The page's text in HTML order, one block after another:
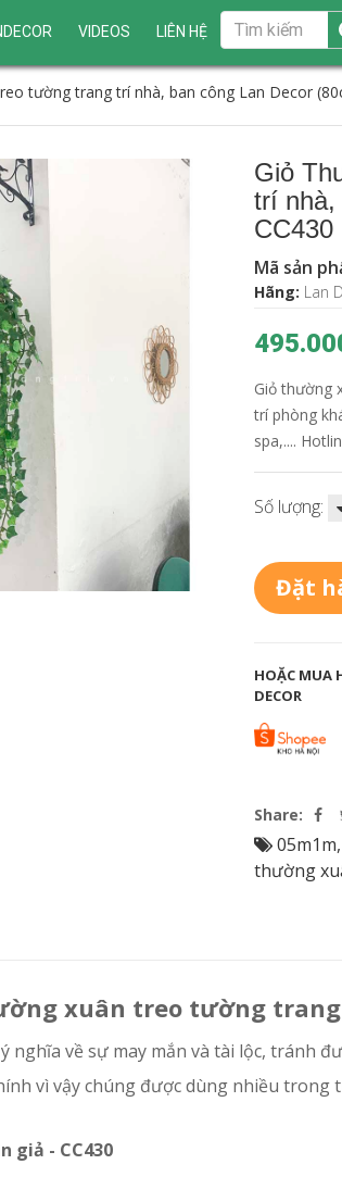
VIDEOS LIÊN HỆ
tường trang trí nhà, ban công Lan Decor
Giỏ
trí nhà,
CC430
Mã sản
Hãng: Lan
Giỏ thường
trí phòng
spa,....
Số lượng:
Đặt
HOẶC MUA
DECOR
Share:
05m1m,
thường
xuân treo tường
nghĩa về sự may mắn và tài lộc, tránh
vì vậy chúng được dùng nhiều
giả - CC430